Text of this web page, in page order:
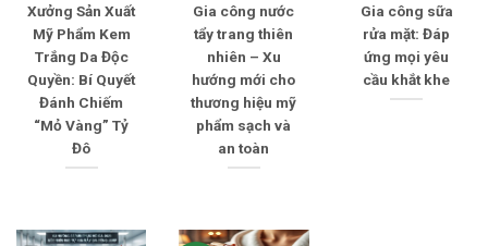
Xưởng Sản Xuất
Mỹ Phẩm Kem
Trắng Da Độc
Quyền: Bí Quyết
Đánh Chiếm
“Mỏ Vàng” Tỷ
Đô
Gia công nước
tẩy trang thiên
nhiên – Xu
hướng mới cho
thương hiệu mỹ
phẩm sạch và
an toàn
Gia công sữa
rửa mặt: Đáp
ứng mọi yêu
cầu khắt khe